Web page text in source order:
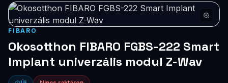
Monitorok
Dokkolók
Kiegészítők
Akciók
FIBARO
Okosotthon FIBARO FGBS-222 Smart
Implant univerzális modul Z-Wav